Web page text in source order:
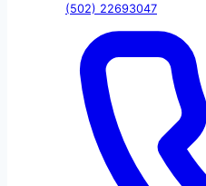
(502) 22693047